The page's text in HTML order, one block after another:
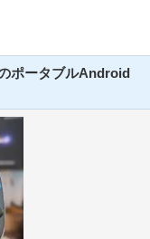
ポータブルAndroid